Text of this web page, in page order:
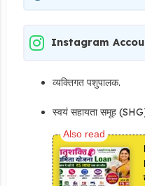
Instagram
व्यक्तिगत पशुपालक.
स्वयं सहायता समूह